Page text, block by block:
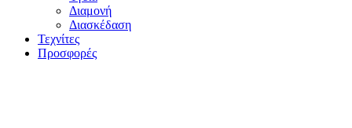
Διαμονή
Διασκέδαση
Τεχνίτες
Προσφορές